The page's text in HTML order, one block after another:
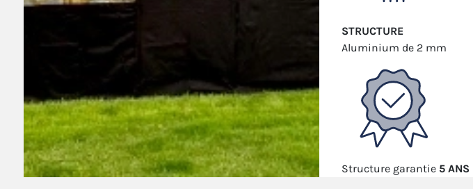
STRUCTURE
Aluminium de 2 mm
Structure garantie 5 ANS